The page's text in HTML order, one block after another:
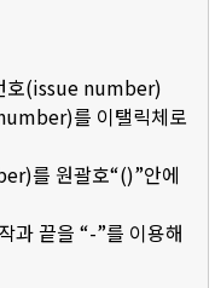
호(issue number)
를 이탤릭체로
를 원괄호“()”안에
과 끝을 “-”를 이용해